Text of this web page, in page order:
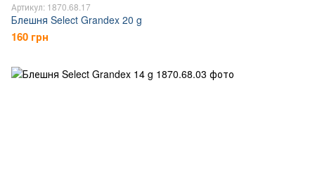
Артикул: 1870.68.17
Блешня Select Grandex 20 g
160 грн